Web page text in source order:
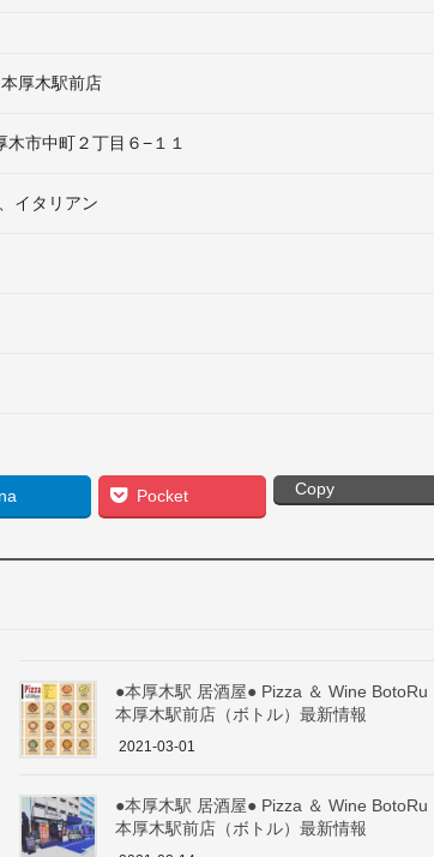
厚木駅前店
市中町２丁目６−１１
イタリアン
Pocket Copy
●本厚木駅 居酒屋● Pizza ＆ Wine BotoRu
本厚木駅前店（ボトル）最新情報
2021-03-01
●本厚木駅 居酒屋● Pizza ＆ Wine BotoRu
本厚木駅前店（ボトル）最新情報